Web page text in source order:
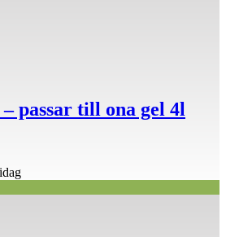
passar till ona gel 4l